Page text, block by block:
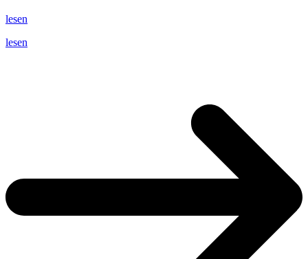
lesen
lesen